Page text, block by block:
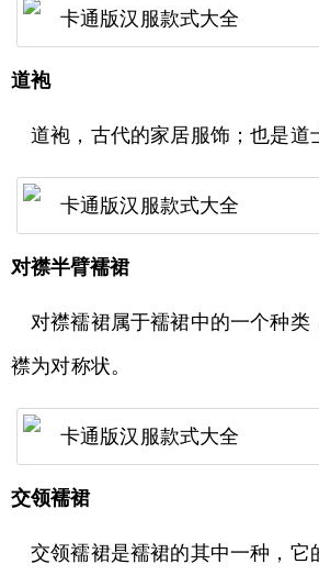
道袍
道袍，古代的家居服饰；也是道
对襟半臂襦裙
对襟襦裙属于襦裙中的一个种类
襟为对称状。
交领襦裙
交领襦裙是襦裙的其中一种，它